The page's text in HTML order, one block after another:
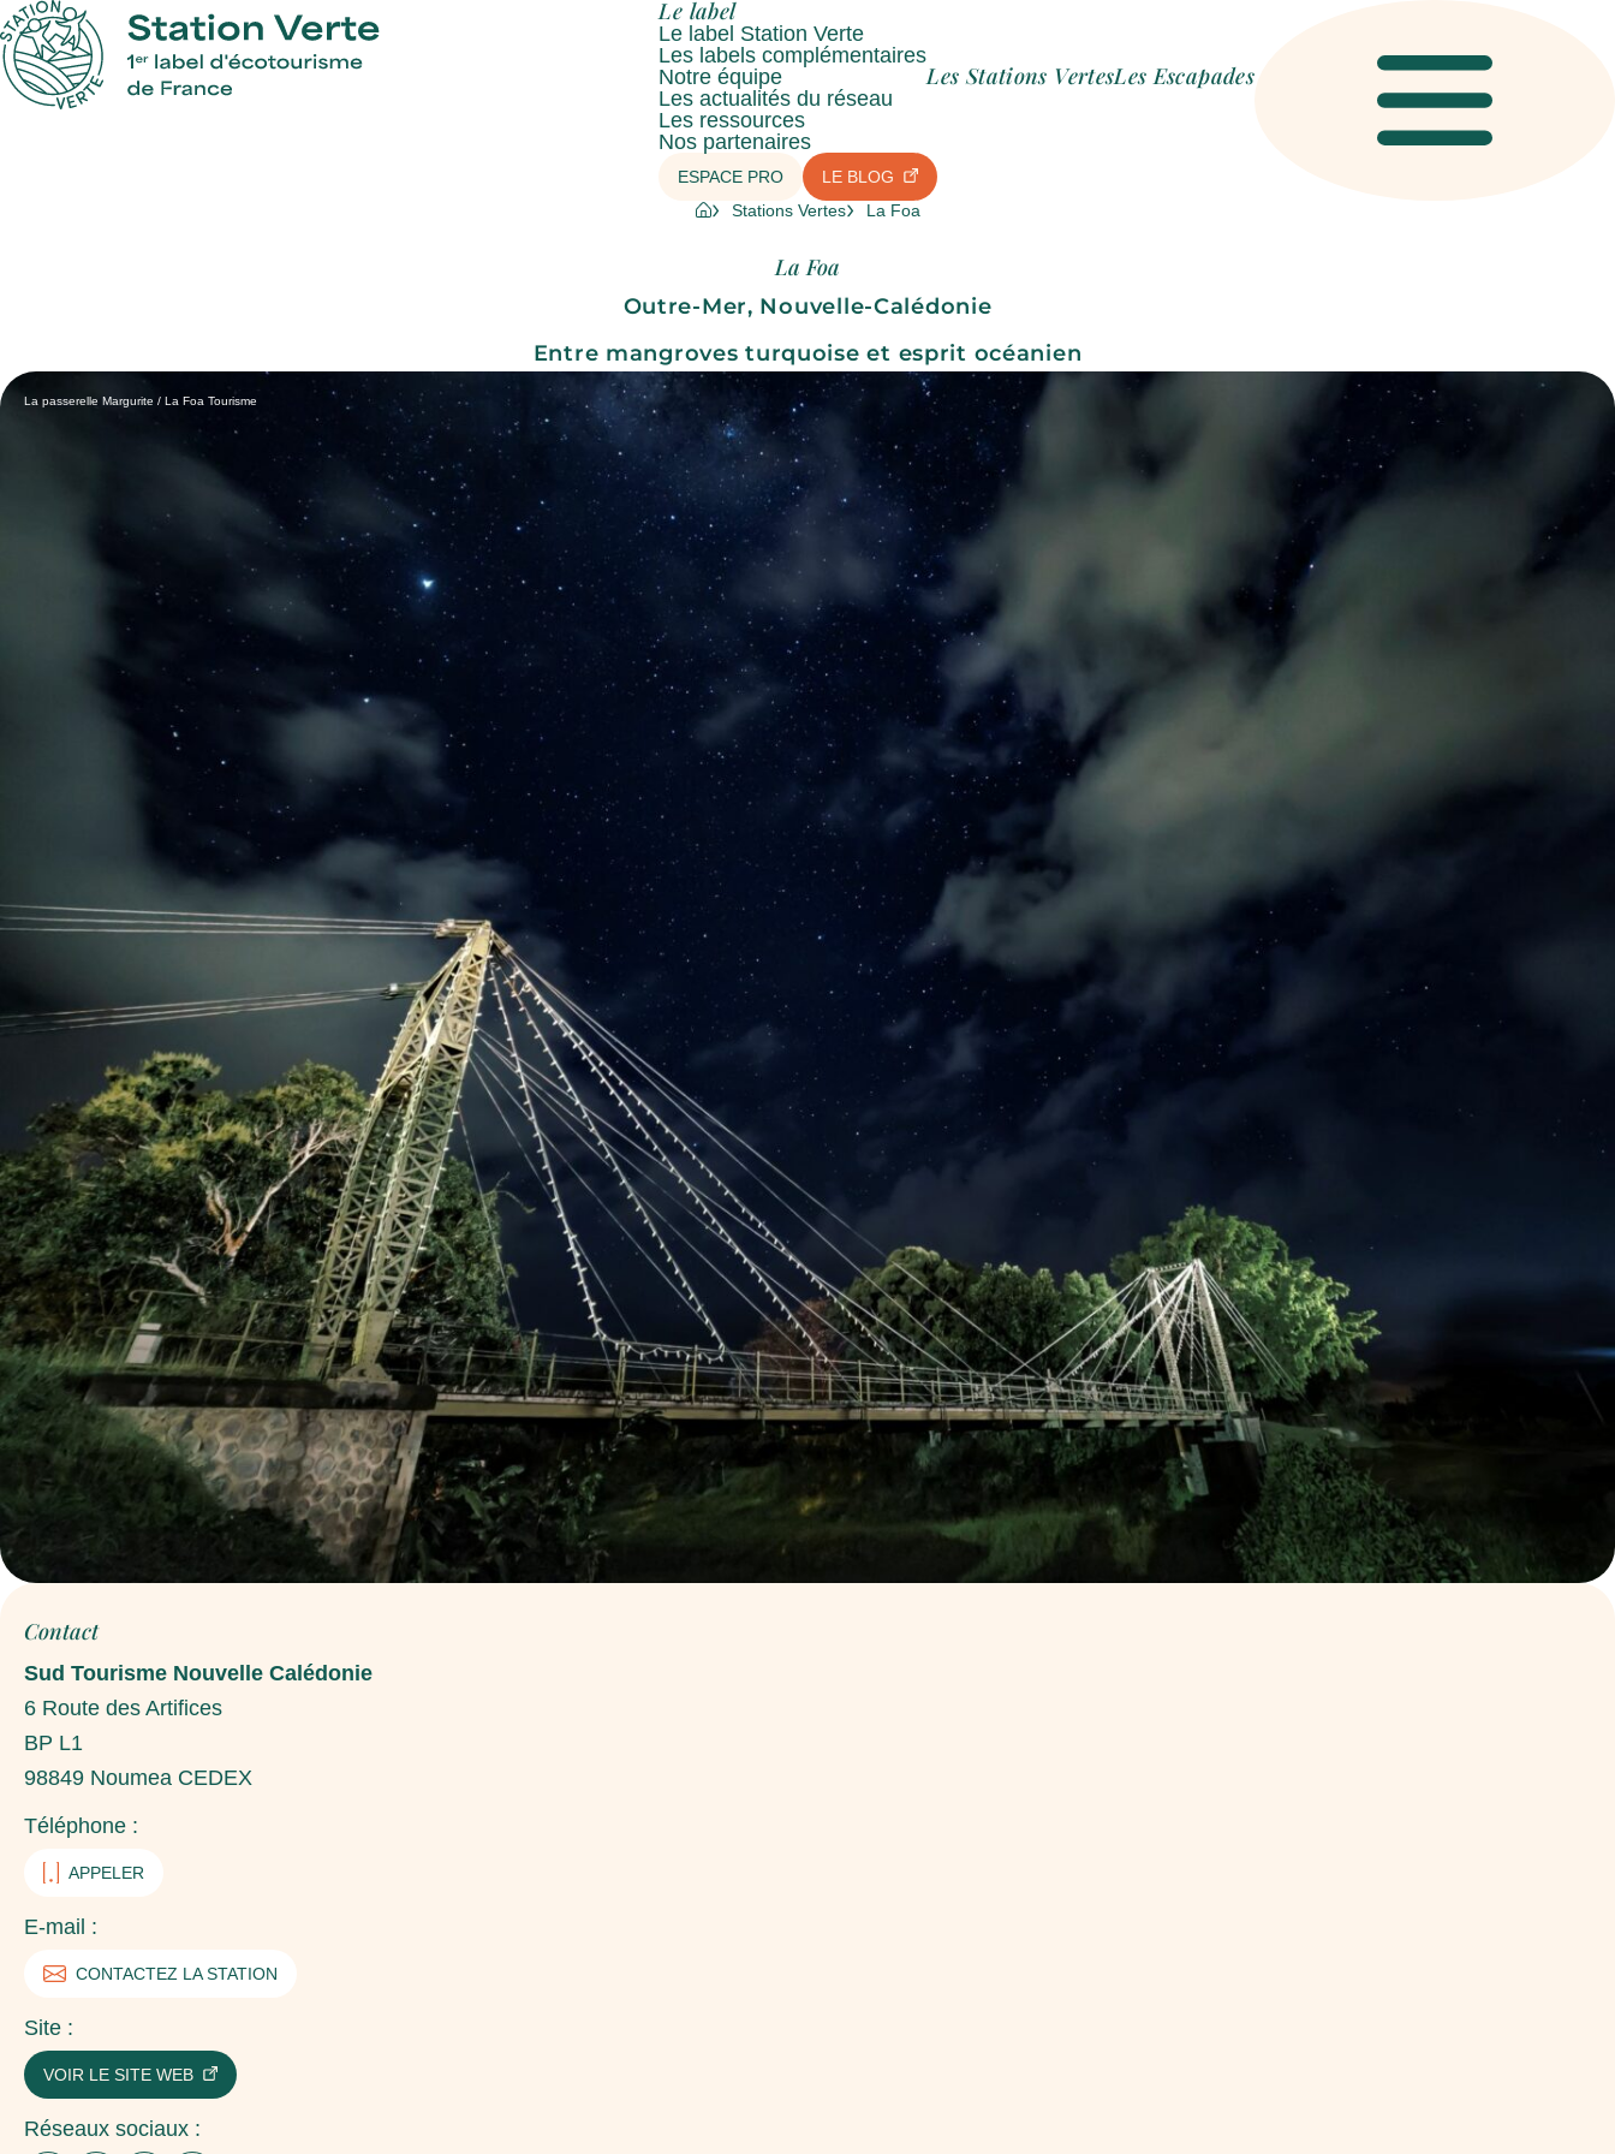
Le label
Le label Station Verte
Les labels complémentaires
Notre équipe
Les actualités du réseau
Les ressources
Nos partenaires
Les Stations VertesLes Escapades
ESPACE PRO LE BLOG
Menu
Stations Vertes La Foa
La Foa
Outre-Mer, Nouvelle-Calédonie
Entre mangroves turquoise et esprit océanien
La passerelle Margurite / La Foa Tourisme
Contact
Sud Tourisme Nouvelle Calédonie
6 Route des Artifices
BP L1
98849 Noumea CEDEX
Téléphone :
APPELER
E-mail :
CONTACTEZ LA STATION
Site :
VOIR LE SITE WEB
Réseaux sociaux :